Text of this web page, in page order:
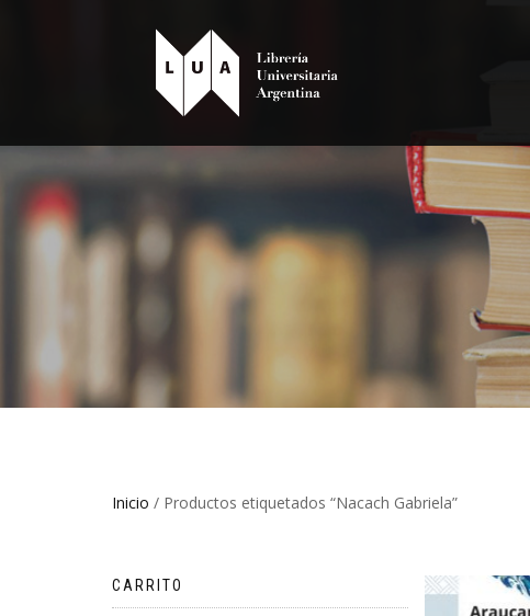
Inicio / Productos etiquetados “Nacach Gabriela”
CARRITO